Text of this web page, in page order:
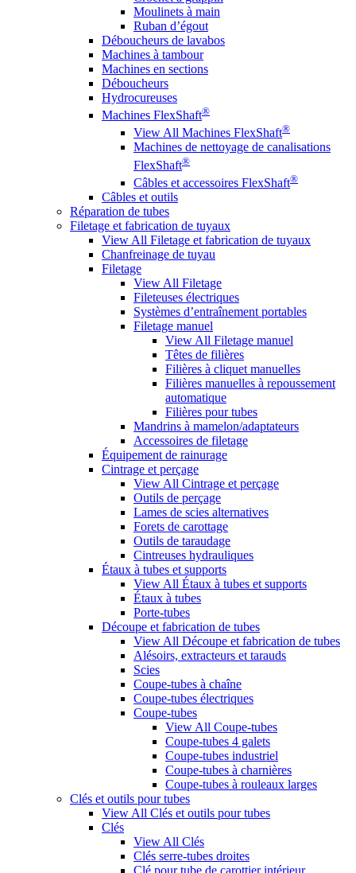
Moulinets à main
Ruban d’égout
Déboucheurs de lavabos
Machines à tambour
Machines en sections
Déboucheurs
Hydrocureuses
Machines FlexShaft®
View All Machines FlexShaft®
Machines de nettoyage de canalisations
FlexShaft®
Câbles et accessoires FlexShaft®
Câbles et outils
Réparation de tubes
Filetage et fabrication de tuyaux
View All Filetage et fabrication de tuyaux
Chanfreinage de tuyau
Filetage
View All Filetage
Fileteuses électriques
Systèmes d’entraînement portables
Filetage manuel
View All Filetage manuel
Têtes de filières
Filières à cliquet manuelles
Filières manuelles à repoussement
automatique
Filières pour tubes
Mandrins à mamelon/adaptateurs
Accessoires de filetage
Équipement de rainurage
Cintrage et perçage
View All Cintrage et perçage
Outils de perçage
Lames de scies alternatives
Forets de carottage
Outils de taraudage
Cintreuses hydrauliques
Étaux à tubes et supports
View All Étaux à tubes et supports
Étaux à tubes
Porte-tubes
Découpe et fabrication de tubes
View All Découpe et fabrication de tubes
Alésoirs, extracteurs et tarauds
Scies
Coupe-tubes à chaîne
Coupe-tubes électriques
Coupe-tubes
View All Coupe-tubes
Coupe-tubes 4 galets
Coupe-tubes industriel
Coupe-tubes à charnières
Coupe-tubes à rouleaux larges
Clés et outils pour tubes
View All Clés et outils pour tubes
Clés
View All Clés
Clés serre-tubes droites